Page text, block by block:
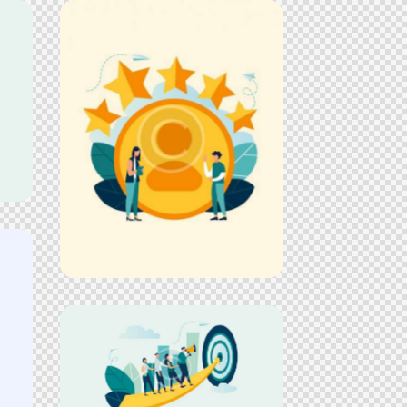
Successful SEO
Advertisement
Top Production
Advertisement